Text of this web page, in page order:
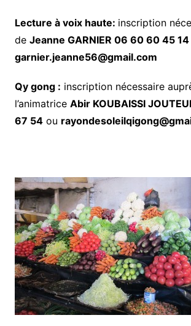
Lecture à voix haute: inscription
de Jeanne GARNIER 06 60 60 45 14
garnier.jeanne56@gmail.com
Qy gong : inscription nécessaire
l’animatrice Abir KOUBAISSI
67 54ou